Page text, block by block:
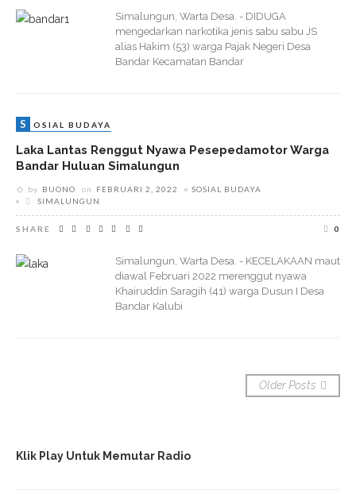
Simalungun, Warta Desa. - DIDUGA
mengedarkan narkotika jenis sabu sabu JS
alias Hakim (53) warga Pajak Negeri Desa
Bandar Kecamatan Bandar
S OSIAL BUDAYA
Laka Lantas Renggut Nyawa Pesepedamotor Warga
Bandar Huluan Simalungun
by BUONO on FEBRUARI 2, 2022
SOSIAL BUDAYA
SIMALUNGUN
SHARE 0
Simalungun, Warta Desa. - KECELAKAAN maut
diawal Februari 2022 merenggut nyawa
Khairuddin Saragih (41) warga Dusun I Desa
Bandar Kalubi
Older Posts
Klik Play Untuk Memutar Radio